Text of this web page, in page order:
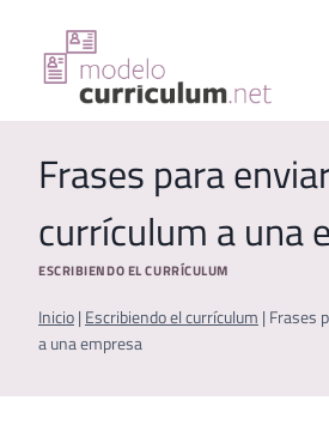
contenido
Frases para
currículum a una
ESCRIBIENDO EL CURRÍCULUM
Inicio | Escribiendo el currículum | Frases
a una empresa